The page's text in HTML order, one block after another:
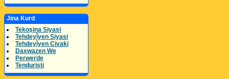
Jina Kurd
Tekoşina Siyasi
Tehdeyîyen Siyasi
Tehdeyîyen Civaki
Daxwazen We
Perwerde
Tenduristi